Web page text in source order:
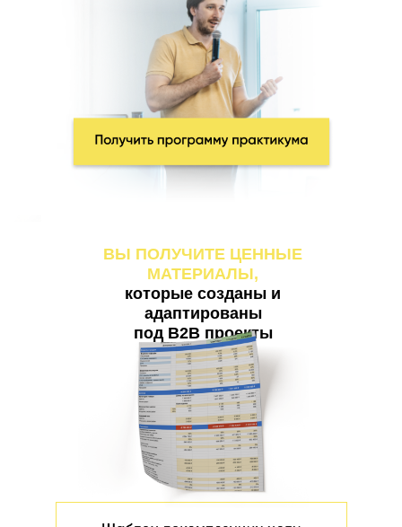
ВЫ ПОЛУЧИТЕ ЦЕННЫЕ
МАТЕРИАЛЫ,
которые созданы и
адаптированы
под B2B проекты